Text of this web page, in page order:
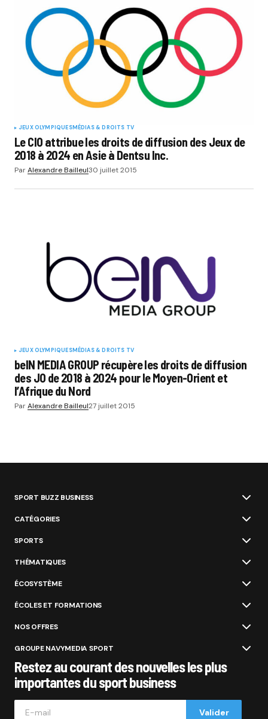
JEUX OLYMPIQUESMÉDIAS & DROITS TV
Le CIO attribue les droits de diffusion des Jeux de
2018 à 2024 en Asie à Dentsu Inc.
ParAlexandre Bailleul30 juillet 2015
JEUX OLYMPIQUESMÉDIAS & DROITS TV
beIN MEDIA GROUP récupère les droits de diffusion
des JO de 2018 à 2024 pour le Moyen-Orient et
l’Afrique du Nord
ParAlexandre Bailleul27 juillet 2015
SPORT BUZZ BUSINESS
CATÉGORIES
SPORTS
THÉMATIQUES
ÉCOSYSTÈME
ÉCOLES ET FORMATIONS
NOS OFFRES
GROUPE NAVYMEDIA SPORT
Restez au courant des nouvelles les plus
importantes du sport business
Valider